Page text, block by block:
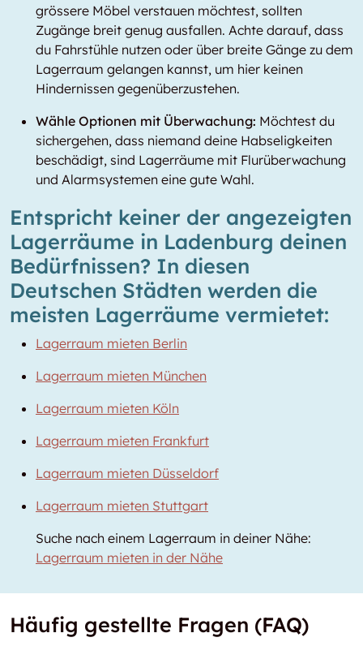
grössere Möbel verstauen möchtest, sollten
Zugänge breit genug ausfallen. Achte darauf, dass
du Fahrstühle nutzen oder über breite Gänge zu dem
Lagerraum gelangen kannst, um hier keinen
Hindernissen gegenüberzustehen.
Wähle Optionen mit Überwachung: Möchtest du
sichergehen, dass niemand deine Habseligkeiten
beschädigt, sind Lagerräume mit Flurüberwachung
und Alarmsystemen eine gute Wahl.
Entspricht keiner der angezeigten
Lagerräume in Ladenburg deinen
Bedürfnissen? In diesen
Deutschen Städten werden die
meisten Lagerräume vermietet:
Lagerraum mieten Berlin
Lagerraum mieten München
Lagerraum mieten Köln
Lagerraum mieten Frankfurt
Lagerraum mieten Düsseldorf
Lagerraum mieten Stuttgart
Suche nach einem Lagerraum in deiner Nähe:
Lagerraum mieten in der Nähe
Häufig gestellte Fragen (FAQ)